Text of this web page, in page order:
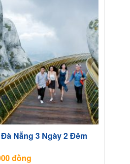
Nẵng 3 Ngày 2 Đêm
đồng